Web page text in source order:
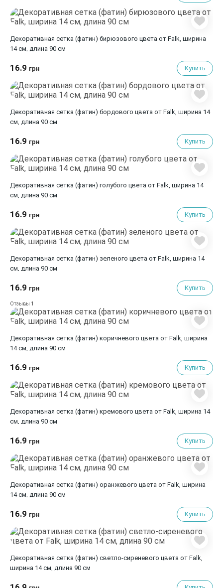
Декоративная сетка (фатин) бирюзового цвета от Falk, ширина
14 см, длина 90 см
16.9 грн Купить
Декоративная сетка (фатин) бордового цвета от Falk, ширина 14
см, длина 90 см
16.9 грн Купить
Декоративная сетка (фатин) голубого цвета от Falk, ширина 14
см, длина 90 см
16.9 грн Купить
Декоративная сетка (фатин) зеленого цвета от Falk, ширина 14
см, длина 90 см
16.9 грн Купить
Отзывы 1
Декоративная сетка (фатин) коричневого цвета от Falk, ширина
14 см, длина 90 см
16.9 грн Купить
Декоративная сетка (фатин) кремового цвета от Falk, ширина 14
см, длина 90 см
16.9 грн Купить
Декоративная сетка (фатин) оранжевого цвета от Falk, ширина
14 см, длина 90 см
16.9 грн Купить
Декоративная сетка (фатин) светло-сиреневого цвета от Falk,
ширина 14 см, длина 90 см